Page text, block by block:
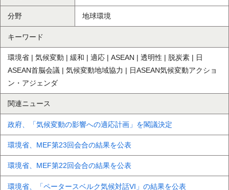
分野 地球環境
キーワード
環境省 | 気候変動 | 緩和 | 適応 | ASEAN | 透明性 | 脱炭素 | 日
ASEAN首脳会議 | 気候変動地域協力 | 日ASEAN気候変動アクショ
ン・アジェンダ
関連ニュース
政府、「気候変動の影響への適応計画」を閣議決定
環境省、MEF第23回会合の結果を公表
環境省、MEF第22回会合の結果を公表
環境省、「ペータースベルク気候対話VI」の結果を公表